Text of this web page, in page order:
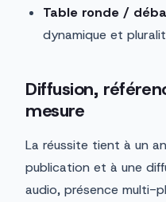
Table ronde /
dynamique et
Diffusion,
mesure
La réussite tient à un
publication et à une
audio, présence multi-